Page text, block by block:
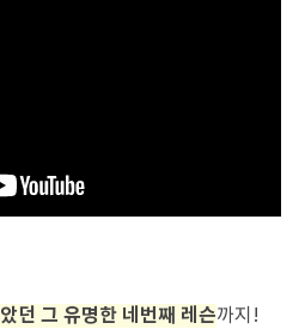
던 그 유명한 네번째 레슨까지!